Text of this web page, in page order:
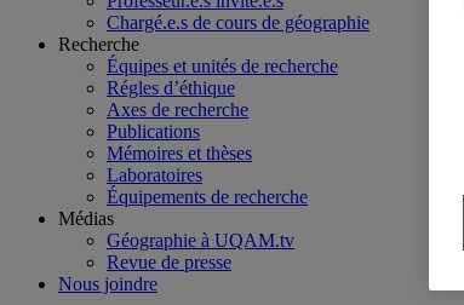
Chargé.e.s de cours de géographie
Recherche
Équipes et unités de recherche
Régles d’éthique
Axes de recherche
Publications
Mémoires et thèses
Laboratoires
Équipements de recherche
Médias
Géographie à UQAM.tv
Revue de presse
Nous joindre